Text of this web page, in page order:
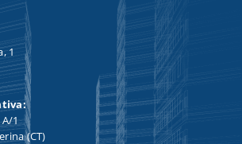
1
A/1
(CT)